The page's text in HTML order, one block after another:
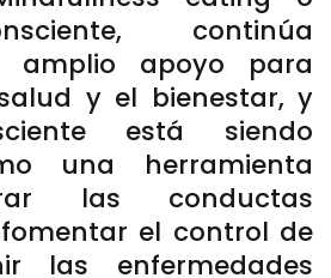
continúa
amplio apoyo para
y el bienestar, y
está siendo
una herramienta
las conductas
el control de
las enfermedades